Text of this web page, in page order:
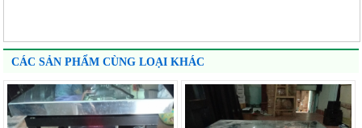
CÁC SẢN PHẨM CÙNG LOẠI KHÁC